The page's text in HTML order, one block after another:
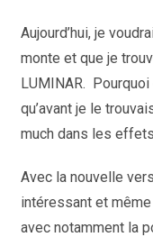
Aujourd’hui, je
monte et que je
LUMINAR.
qu’avant je le
much dans les
Avec la nouvelle
intéressant et
avec notamment la